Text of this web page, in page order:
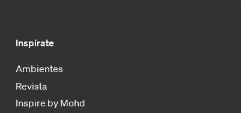
Inspírate
Ambientes
Revista
Inspire by Mohd